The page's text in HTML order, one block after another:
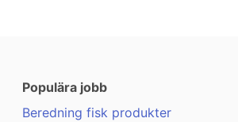
Populära jobb
Beredning fisk produkter